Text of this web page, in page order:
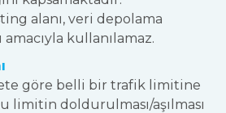
alanı, veri depolama
kullanılamaz.
göre belli bir trafik limitine
limitin doldurulması/aşılması